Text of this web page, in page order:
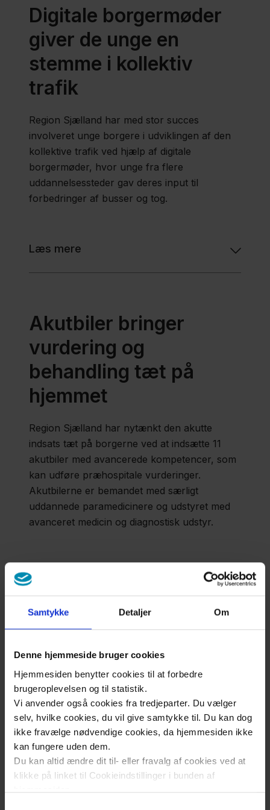
Samtykke Detaljer Om
Denne hjemmeside bruger cookies
Hjemmesiden benytter cookies til at forbedre
brugeroplevelsen og til statistik.
Vi anvender også cookies fra tredjeparter. Du vælger
selv, hvilke cookies, du vil give samtykke til. Du kan dog
ikke fravælge nødvendige cookies, da hjemmesiden ikke
kan fungere uden dem.
Du kan altid ændre dit til- eller fravalg af cookies ved at
klikke på linket til Cookieindstillinger i bunden af
hjemmesiden.
Digitale borgermøder
giver de unge en
stemme i kollektiv
trafik
Region Sjælland har med stor succes
involveret unge borgere i udviklingen af den
kollektive trafik ved hjælp af digitale
borgermøder, hvor unge fra flere
uddannelsessteder gav deres input til
forbedringer af busser og tog.
Læs mere
Akutbiler bringer
vurdering og
behandling tæt på
hjemmet
Region Sjælland har nytænkt den akutte
indsats tæt på borgerne ved at indsætte 11
akutbiler med avancerede kompetencer, som
kan udføre præhospitale vurderinger.
Akutbilerne er bemandet med særligt
uddannede paramedicinere og udstyret med
avanceret medicin og diagnostisk udstyr.
Læs mere
Fusionsklinik
behandler diabetes og
psykisk sygdom under
samme tag
Fusionsklinikken er et specialiseret og
integreret behandlingstilbud i Region Sjælland
målrettet patienter med samtidig svær psykisk